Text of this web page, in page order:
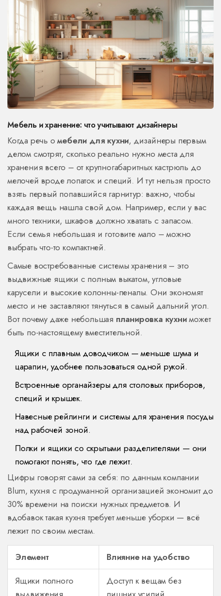
Мебель и хранение: что учитывают дизайнеры
Когда речь омебели для кухни, дизайнеры первым
делом смотрят, сколько реально нужно места для
хранения всего – от крупногабаритных кастрюль до
мелочей вроде лопаток и специй. И тут нельзя просто
взять первый попавшийся гарнитур: важно, чтобы
каждая вещь нашла свой дом. Например, если у вас
много техники, шкафов должно хватать с запасом.
Если семья небольшая и готовите мало – можно
выбрать что-то компактней.
Самые востребованные системы хранения – это
выдвижные ящики с полным выкатом, угловые
карусели и высокие колонны-пеналы. Они экономят
место и не заставляют тянуться в самый дальний угол.
Вот почему даже небольшая планировка кухниможет
быть по-настоящему вместительной.
Ящики с плавным доводчиком — меньше шума и
царапин, удобнее пользоваться одной рукой.
Встроенные органайзеры для столовых приборов,
специй и крышек.
Навесные рейлинги и системы для хранения посуды
над рабочей зоной.
Полки и ящики со скрытыми разделителями — они
помогают понять, что где лежит.
Цифры говорят сами за себя: по данным компании
Blum, кухня с продуманной организацией экономит до
30% времени на поиски нужных предметов. И
вдобавок такая кухня требует меньше уборки — всё
лежит по своим местам.
Элемент
Влияние на удобство
Ящики полного
Доступ к вещам без